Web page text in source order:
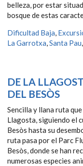
belleza, por estar
bosque de estas
Dificultad Baja,
La Garrotxa,Santa Pau,
DE LA
DEL BESÒS
Sencilla y llana ruta
Llagosta, siguiendo el
Besòs hasta su
ruta pasa por el Parc
Besòs, donde se han
numerosas especies